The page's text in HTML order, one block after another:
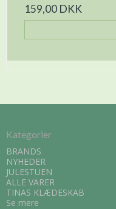
159,00 DKK
Kategorier
BRANDS
NYHEDER
JULESTUEN
ALLE VARER
TINAS KLÆDESKAB
Se mere